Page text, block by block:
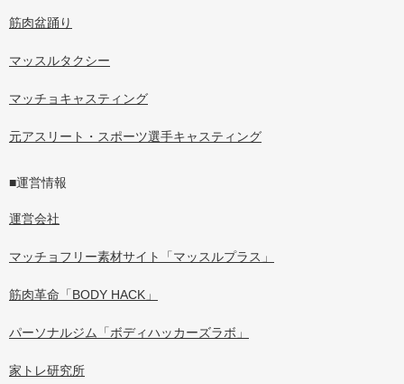
筋肉盆踊り
マッスルタクシー
マッチョキャスティング
元アスリート・スポーツ選手キャスティング
■運営情報
運営会社
マッチョフリー素材サイト「マッスルプラス」
筋肉革命「BODY HACK」
パーソナルジム「ボディハッカーズラボ」
家トレ研究所